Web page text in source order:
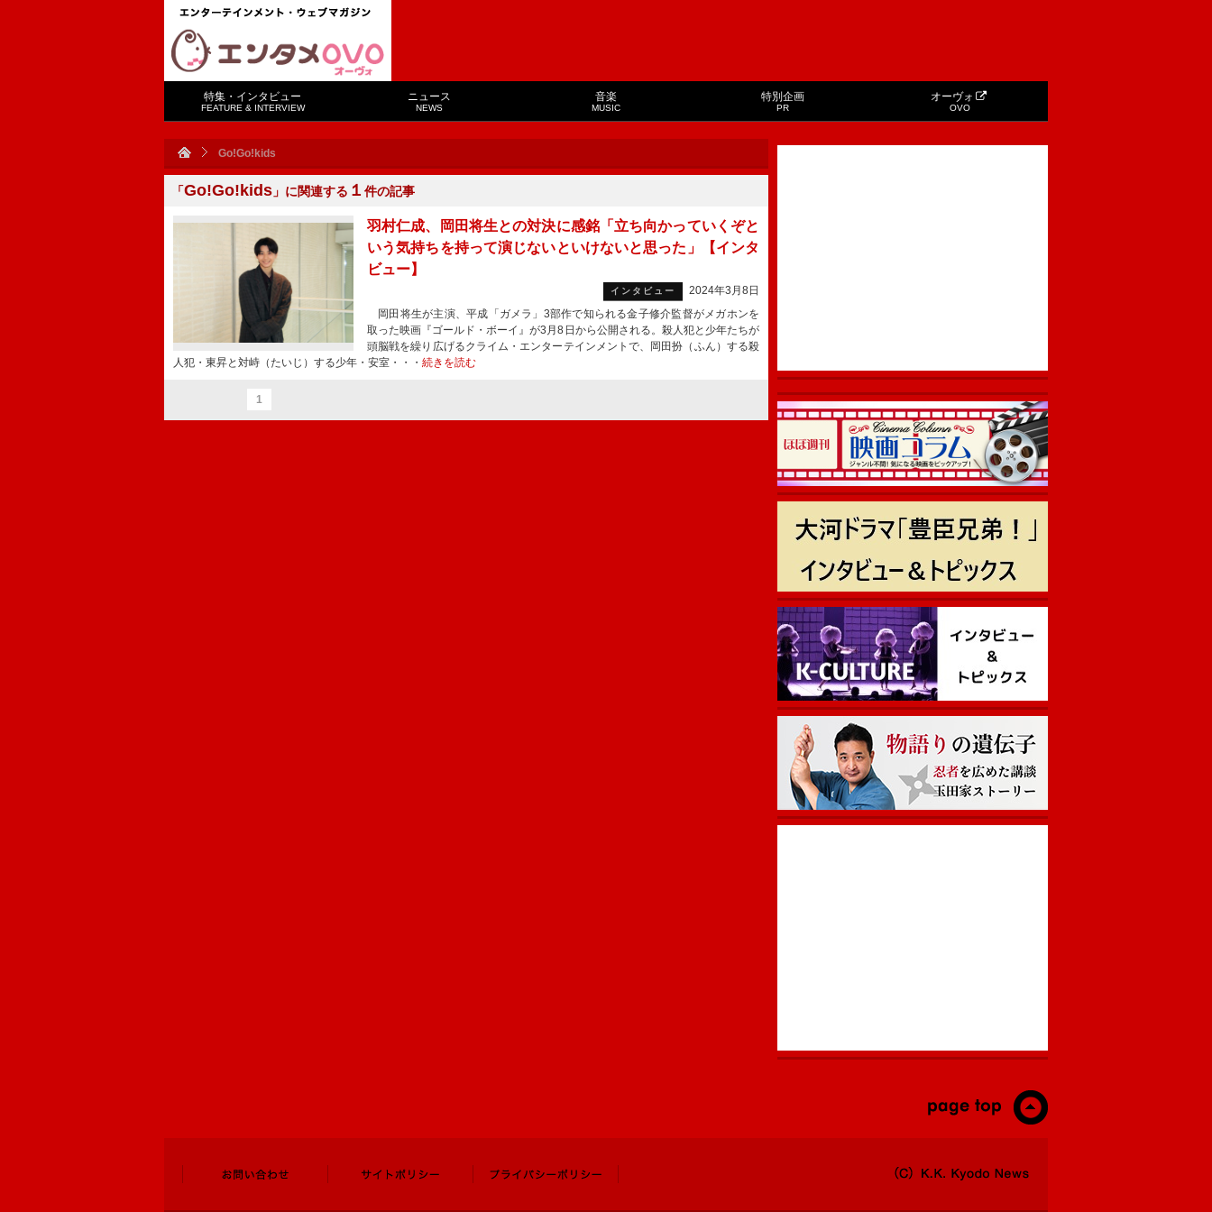
特集・インタビュー
FEATURE & INTERVIEW
ニュース
NEWS
音楽
MUSIC
特別企画
PR
オーヴォ
OVO
Go!Go!kids
「Go!Go!kids 」に関連する １ 件の記事
羽村仁成、岡田将生との対決に感銘「立ち向かっていくぞと
いう気持ちを持って演じないといけないと思った」【インタ
ビュー】
インタビュー
2024年3月8日
岡田将生が主演、平成「ガメラ」3部作で知られる金子修介監督がメガホンを
取った映画『ゴールド・ボーイ』が3月8日から公開される。殺人犯と少年たちが
頭脳戦を繰り広げるクライム・エンターテインメントで、岡田扮（ふん）する殺
人犯・東昇と対峙（たいじ）する少年・安室・・・ 続きを読む
1